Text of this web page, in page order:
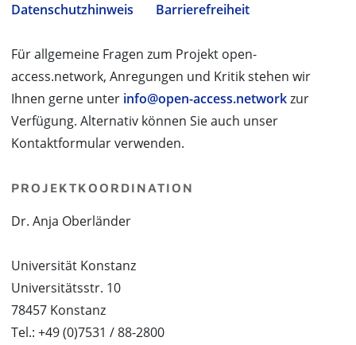
Datenschutzhinweis
Barrierefreiheit
Für allgemeine Fragen zum Projekt open-
access.network, Anregungen und Kritik stehen wir
Ihnen gerne unter info@open-access.networkzur
Verfügung. Alternativ können Sie auch unser
Kontaktformular verwenden.
PROJEKTKOORDINATION
Dr. Anja Oberländer
Universität Konstanz
Universitätsstr. 10
78457 Konstanz
Tel.: +49 (0)7531 / 88-2800